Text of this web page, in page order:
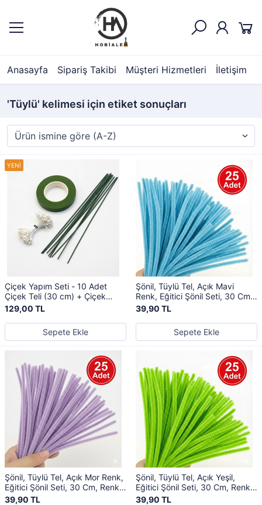
Anasayfa Sipariş Takibi Müşteri Hizmetleri İletişim
'Tüylü' kelimesi için etiket sonuçları
Çiçek Yapım Seti - 10 Adet
Çiçek Teli (30 cm) + Çiçek
Bandı (30 Mt) + Tomurcuk
Çiçek, Hobi Seti (Şönil)
129,00 TL
Sepete Ekle
Şönil, Tüylü Tel, Açık Mavi
Renk, Eğitici Şönil Seti, 30 Cm,
Renkli Tel, 25 Adet, Peluş
Çubuklar
39,90 TL
Sepete Ekle
Şönil, Tüylü Tel, Açık Mor Renk,
Eğitici Şönil Seti, 30 Cm, Renkli
Tel, 25 Adet, Peluş Çubuklar
39,90 TL
Şönil, Tüylü Tel, Açık Yeşil,
Eğitici Şönil Seti, 30 Cm, Renkli
Tel, 25 Adet, Peluş Çubuklar
39,90 TL